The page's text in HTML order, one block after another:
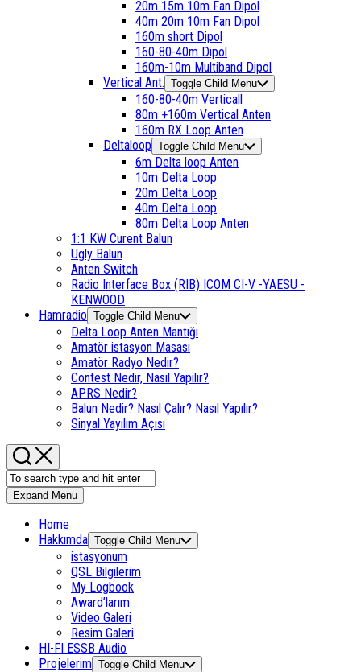
20m 15m 10m Fan Dipol
40m 20m 10m Fan Dipol
160m short Dipol
160-80-40m Dipol
160m-10m Multiband Dipol
Vertical Ant. Toggle Child Menu
160-80-40m Verticall
80m +160m Vertical Anten
160m RX Loop Anten
Deltaloop Toggle Child Menu
6m Delta loop Anten
10m Delta Loop
20m Delta Loop
40m Delta Loop
80m Delta Loop Anten
1:1 KW Curent Balun
Ugly Balun
Anten Switch
Radio Interface Box (RIB) ICOM CI-V -YAESU -
KENWOOD
Hamradio Toggle Child Menu
Delta Loop Anten Mantığı
Amatör istasyon Masası
Amatör Radyo Nedir?
Contest Nedir, Nasıl Yapılır?
APRS Nedir?
Balun Nedir? Nasıl Çalır? Nasıl Yapılır?
Sinyal Yayılım Açısı
Expand Menu
Home
Hakkımda Toggle Child Menu
istasyonum
QSL Bilgilerim
My Logbook
Award’larım
Video Galeri
Resim Galeri
HI-FI ESSB Audio
Projelerim Toggle Child Menu